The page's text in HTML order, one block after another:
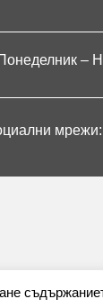
–
мрежи: